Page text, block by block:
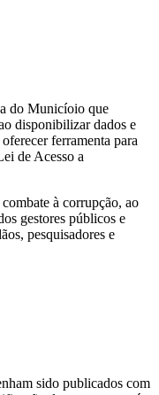
do Municíoio que
disponibilizar dados e
ferramenta para
de Acesso a
à corrupção, ao
gestores públicos e
pesquisadores e
sido publicados com